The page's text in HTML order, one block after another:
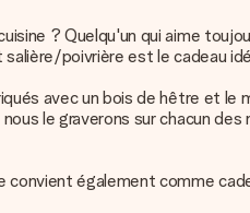
? Quelqu'un qui aime
poivrière est le cadeau
avec un bois de hêtre et
le graverons sur chacun
convient également comme